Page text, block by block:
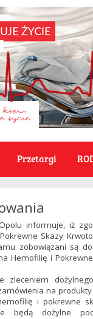
Przetargi
informuje, iż
Skazy
zobowiązani są
Hemofilię i
na
i pokrewne
będą dożylne